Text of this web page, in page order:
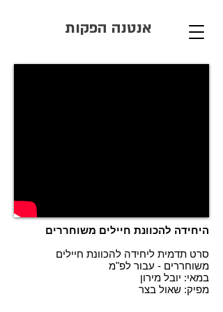
אנטנה הפקות
היחידה להכוונת חיילים משוחררים
סרט תדמית ליחידה להכוונת חיילים
משוחררים - עבור לפ"מ
במאי: יובל מירון
מפיק: שאול בצר